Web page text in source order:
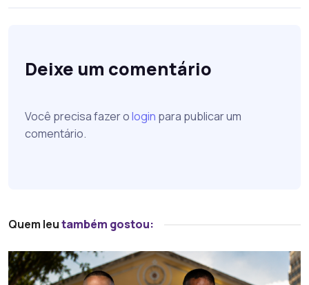
Deixe um comentário
Você precisa fazer ologin para publicar um
comentário.
Quem leutambém gostou: